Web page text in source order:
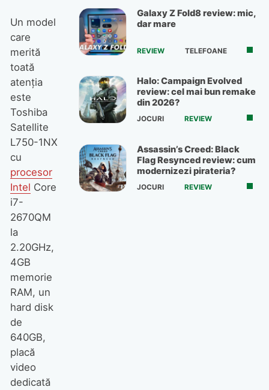
Un model
care
merită
toată
atenţia
este
Toshiba
Satellite
L750-1NX
cu
procesor
Intel Core
i7-
2670QM
la
2.20GHz,
4GB
memorie
RAM, un
hard disk
de
640GB,
placă
video
dedicată
Galaxy Z Fold8 review: mic,
dar mare
REVIEW TELEFOANE
Halo: Campaign Evolved
review: cel mai bun remake
din 2026?
JOCURI REVIEW
Assassin’s Creed: Black
Flag Resynced review: cum
modernizezi pirateria?
JOCURI REVIEW